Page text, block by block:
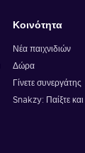
Κοινότητα
Νέα παιχνιδιών
Δώρα
Γίνετε συνεργάτης
Snakzy: Παίξτε και